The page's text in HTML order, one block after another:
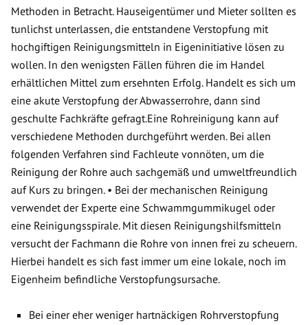
Methoden in Betracht. Hauseigentümer und Mieter sollten es
tunlichst unterlassen, die entstandene Verstopfung mit
hochgiftigen Reinigungsmitteln in Eigeninitiative lösen zu
wollen. In den wenigsten Fällen führen die im Handel
erhältlichen Mittel zum ersehnten Erfolg. Handelt es sich um
eine akute Verstopfung der Abwasserrohre, dann sind
geschulte Fachkräfte gefragt.Eine Rohreinigung kann auf
verschiedene Methoden durchgeführt werden. Bei allen
folgenden Verfahren sind Fachleute vonnöten, um die
Reinigung der Rohre auch sachgemäß und umweltfreundlich
auf Kurs zu bringen. • Bei der mechanischen Reinigung
verwendet der Experte eine Schwammgummikugel oder
eine Reinigungsspirale. Mit diesen Reinigungshilfsmitteln
versucht der Fachmann die Rohre von innen frei zu scheuern.
Hierbei handelt es sich fast immer um eine lokale, noch im
Eigenheim befindliche Verstopfungsursache.
Bei einer eher weniger hartnäckigen Rohrverstopfung